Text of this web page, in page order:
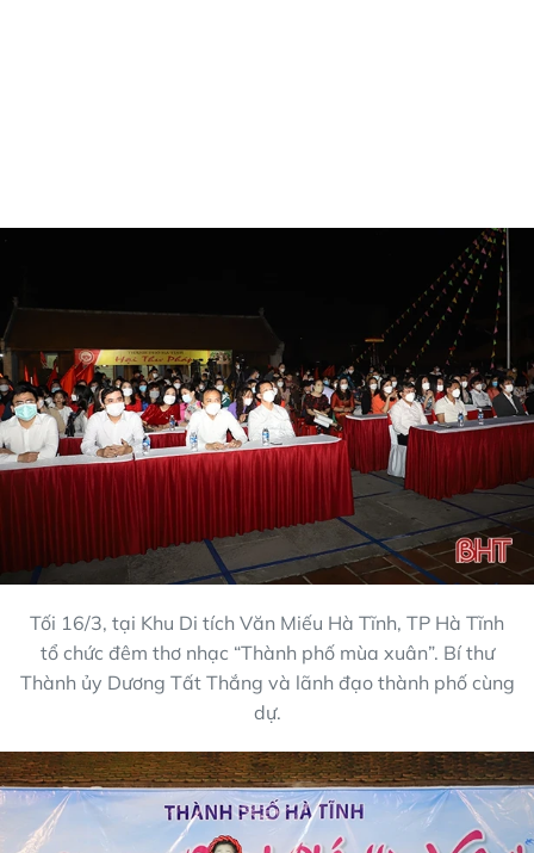
Tối 16/3, tại Khu Di tích Văn Miếu Hà Tĩnh, TP Hà Tĩnh
tổ chức đêm thơ nhạc “Thành phố mùa xuân”. Bí thư
Thành ủy Dương Tất Thắng và lãnh đạo thành phố cùng
dự.